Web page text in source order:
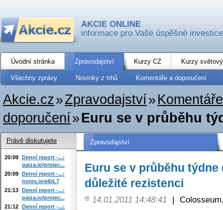
AKCIE ONLINE
informace pro Vaše úspěšné investice
Úvodní stránka Zpravodajství Kurzy CZ Kurzy
Všechny zprávy Novinky z trhů Komentáře a doporučení
Akcie.cz»Zpravodajství»
doporučení»Euru se v průběhu
Zpravodajství
Euru se v průběhu týdne
důležité rezistenci
14.01.2011 14:48:41 |
Právě diskutujete
20:09 Denní report -...:
paiza.io/projec...
20:09 Denní report -...:
notes.io/e6rL7
21:13 Denní report -...:
paiza.io/projec...
21:12 Denní report -...: